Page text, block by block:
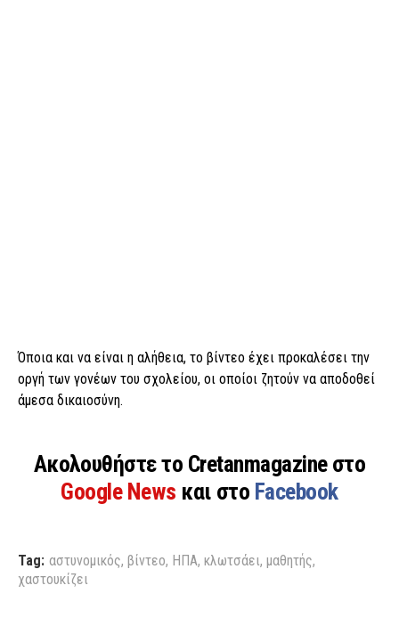
Όποια και να είναι η αλήθεια, το βίντεο έχει προκαλέσει την
οργή των γονέων του σχολείου, οι οποίοι ζητούν να αποδοθεί
άμεσα δικαιοσύνη.
Ακολουθήστε το Cretanmagazine στο
Google News και στο Facebook
Tag: αστυνομικός, βίντεο, ΗΠΑ, κλωτσάει, μαθητής,
χαστουκίζει